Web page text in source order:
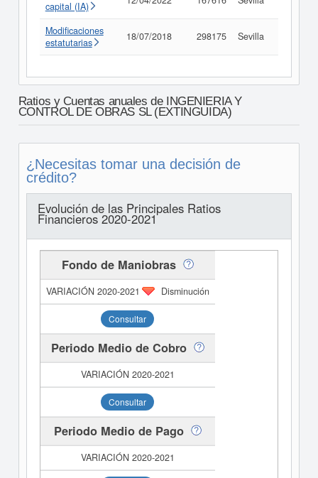
capital (IA)
Modificaciones
estatutarias
18/07/2018 298175 Sevilla
Ratios y Cuentas anuales de INGENIERIA Y
CONTROL DE OBRAS SL (EXTINGUIDA)
¿Necesitas tomar una decisión de
crédito?
Evolución de las Principales Ratios
Financieros 2020-2021
Fondo de Maniobras
Disminución
Consultar
Periodo Medio de Cobro
Consultar
Periodo Medio de Pago